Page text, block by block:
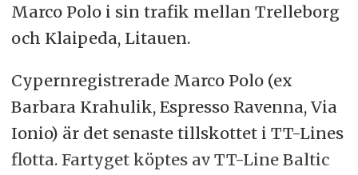
Marco Polo i sin trafik mellan Trelleborg
och Klaipeda, Litauen.
Cypernregistrerade Marco Polo (ex
Barbara Krahulik, Espresso Ravenna, Via
Ionio) är det senaste tillskottet i TT-Lines
flotta. Fartyget köptes av TT-Line Baltic